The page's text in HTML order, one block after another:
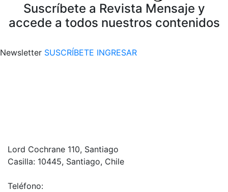
Suscríbete a Revista Mensaje y
accede a todos nuestros contenidos
Newsletter SUSCRÍBETE INGRESAR
Lord Cochrane 110, Santiago
Casilla: 10445, Santiago, Chile
Teléfono: